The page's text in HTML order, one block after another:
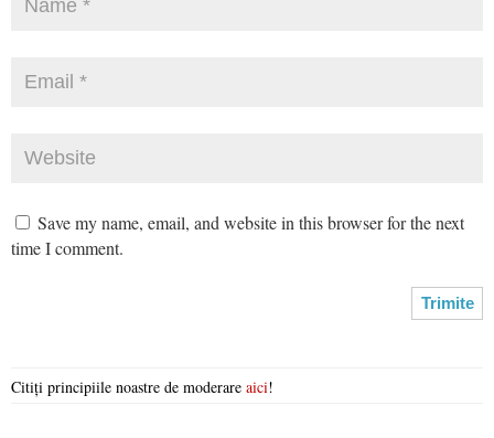
Save my name, email, and website in this browser for the next
time I comment.
Citiți principiile noastre de moderare aici!